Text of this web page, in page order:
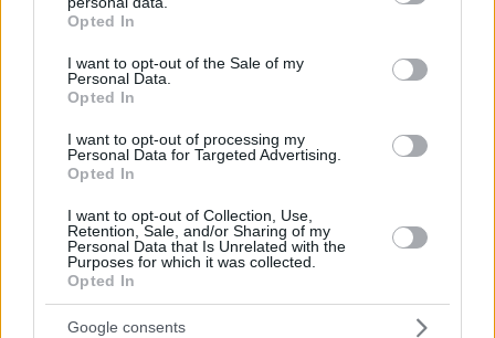
grant or deny consent to Google and its third-party tags to
use your data for below specified purposes in below Google
consent section.
Opted In
I want to opt-out of the Sale of my
Personal Data.
Opted In
I want to opt-out of processing my
Personal Data for Targeted Advertising.
Opted In
I want to opt-out of Collection, Use,
Retention, Sale, and/or Sharing of my
Personal Data that Is Unrelated with the
Purposes for which it was collected.
Opted In
Google consents
Season 3
αφορμή για τη γνωριμία της Τζεν και της
Τζούντι. Τώρα, ένα άλλο συγκλονιστικό
18/11/2022
Ελίτ: Σεζόν 6 /Elite: Season 6
Όλοι κάτι ψάχνουν φέτος στο Λας Ενθίνας:
έρωτα, εκδίκηση ή εκατομμύρια ακολούθους.